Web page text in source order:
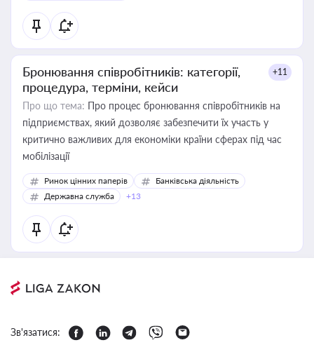
Бронювання співробітників: категорії,
процедура, терміни, кейси
+11
Про що тема: Про процес бронювання співробітників на
підприємствах, який дозволяє забезпечити їх участь у
критично важливих для економіки країни сферах під час
мобілізації
Ринок цінних паперів
Банківська діяльність
Державна служба
+13
Зв'язатися: